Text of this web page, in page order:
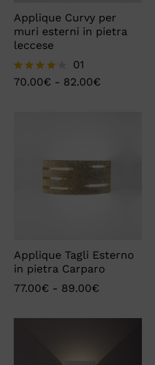
Applique Curvy per
muri esterni in pietra
leccese
Valutato
01
70.00€ - 82.00€
Applique Tagli Esterno
in pietra Carparo
77.00€ - 89.00€